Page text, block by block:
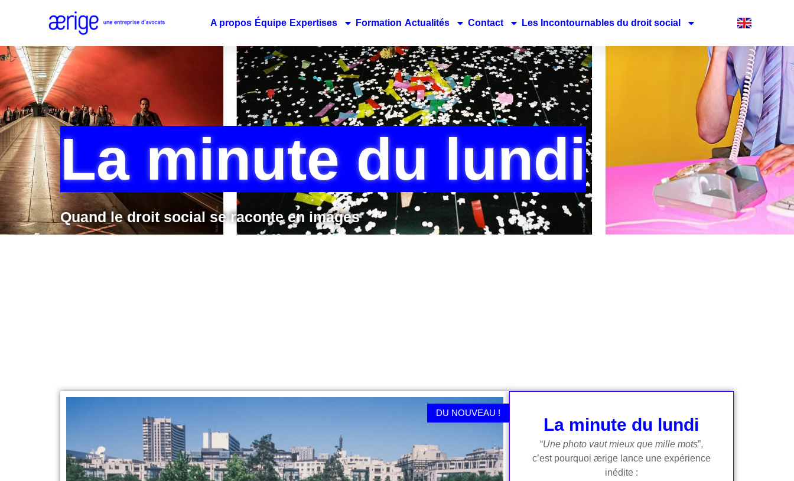
A propos Équipe Expertises Formation Actualités Contact Les Incontournables du droit social
La minute du lundi
Quand le droit social se raconte en images
DU NOUVEAU !
La minute du lundi
“Une photo vaut mieux que mille mots”,
c’est pourquoi ærige lance une expérience
inédite :